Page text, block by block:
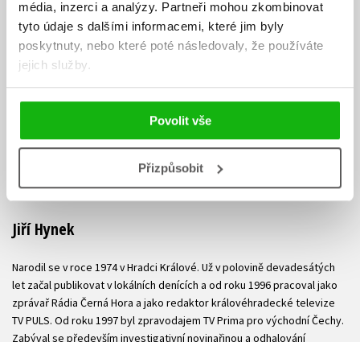
média, inzerci a analýzy. Partneři mohou zkombinovat
tyto údaje s dalšími informacemi, které jim byly
poskytnuty, nebo které poté následovaly, že používáte
jejich služby.
Povolit vše
Přizpůsobit
Jiří Hynek
Narodil se v roce 1974 v Hradci Králové. Už v polovině devadesátých
let začal publikovat v lokálních denících a od roku 1996 pracoval jako
zprávař Rádia Černá Hora a jako redaktor královéhradecké televize
TV PULS. Od roku 1997 byl zpravodajem TV Prima pro východní Čechy.
Zabýval se především investigativní novinařinou a odhalování